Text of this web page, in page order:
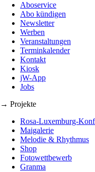
Aboservice
Abo kündigen
Newsletter
Werben
Veranstaltungen
Terminkalender
Kontakt
Kiosk
jW-App
Jobs
→ Projekte
Rosa-Luxemburg-
Maigalerie
Melodie & Rhythmus
Shop
Fotowettbewerb
Granma